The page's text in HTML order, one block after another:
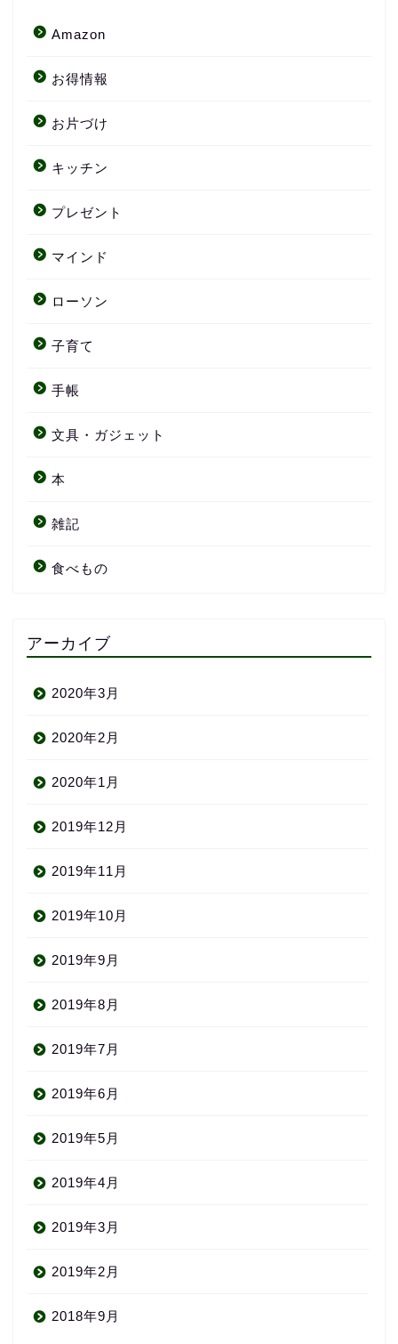
Amazon
お得情報
お片づけ
キッチン
プレゼント
マインド
ローソン
子育て
手帳
文具・ガジェット
本
雑記
食べもの
アーカイブ
2020年3月
2020年2月
2020年1月
2019年12月
2019年11月
2019年10月
2019年9月
2019年8月
2019年7月
2019年6月
2019年5月
2019年4月
2019年3月
2019年2月
2018年9月